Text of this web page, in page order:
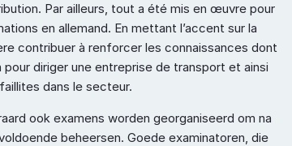
Par ailleurs, tout a été mis en œuvre pour
en allemand. En mettant l’accent sur la
contribuer à renforcer les connaissances dont
diriger une entreprise de transport et ainsi
dans le secteur.
ook examens worden georganiseerd om na
beheersen. Goede examinatoren, die